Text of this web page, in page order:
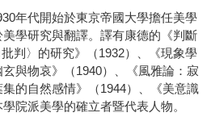
年代開始於東京帝國大學擔任美學
學研究與翻譯。譯有康德的《判斷
判〉的研究》（1932）、《現象學
與物哀》（1940）、《風雅論：寂
的自然感情》（1944）、《美意識
院派美學的確立者暨代表人物。